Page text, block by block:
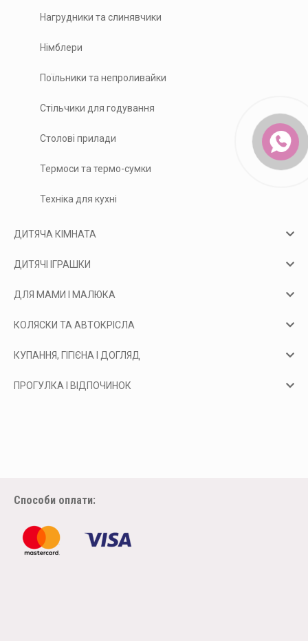
Нагрудники та слинявчики
Німблери
Поїльники та непроливайки
Стільчики для годування
Столові прилади
Термоси та термо-сумки
Техніка для кухні
ДИТЯЧА КІМНАТА
ДИТЯЧІ ІГРАШКИ
ДЛЯ МАМИ І МАЛЮКА
КОЛЯСКИ ТА АВТОКРІСЛА
КУПАННЯ, ГІГІЄНА І ДОГЛЯД
ПРОГУЛКА І ВІДПОЧИНОК
Способи оплати: